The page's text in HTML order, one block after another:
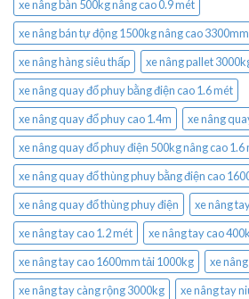
xe nâng bàn 500kg nâng cao 0.9 mét
xe nâng bán tự động 1500kg nâng cao 3300mm
xe nâng hàng siêu thấp
xe nâng pallet
xe nâng quay đổ phuy bằng điện cao 1.6 mét
xe nâng quay đổ phuy cao 1.4m
xe nâng
xe nâng quay đổ phuy điện 500kg nâng cao 1.6
xe nâng quay đổ thùng phuy bằng điện cao
xe nâng quay đổ thùng phuy điện
xe nâng
xe nâng tay cao 1.2 mét
xe nâng tay cao
xe nâng tay cao 1600mm tải 1000kg
xe
xe nâng tay càng rộng 3000kg
xe nâng tay